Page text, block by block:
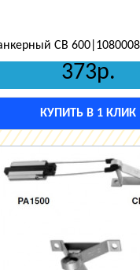
CB
373р.
КУПИТЬ В 1 КЛИК